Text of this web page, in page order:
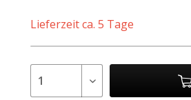
Lieferzeit ca. 5 Tage